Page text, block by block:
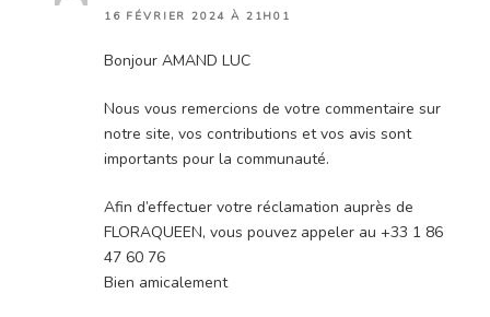
16 FÉVRIER 2024 À 21H01
Bonjour AMAND LUC
Nous vous remercions de votre commentaire sur
notre site, vos contributions et vos avis sont
importants pour la communauté.
Afin d’effectuer votre réclamation auprès de
FLORAQUEEN, vous pouvez appeler au +33 1 86
47 60 76
Bien amicalement